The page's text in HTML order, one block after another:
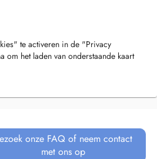
te activeren in de "Privacy
om het laden van onderstaande kaart
onze FAQ of neem contact
met ons op